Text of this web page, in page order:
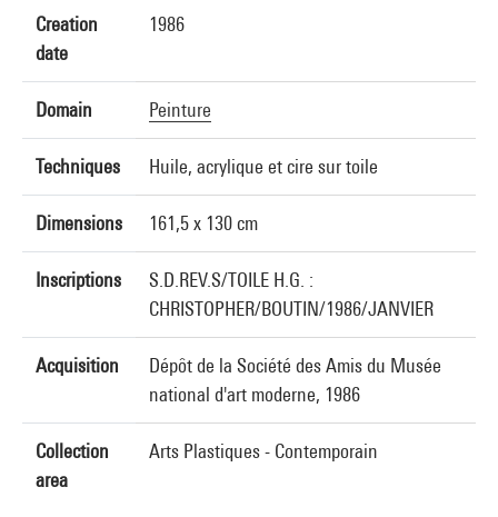
Creation
date
1986
Domain Peinture
Techniques Huile, acrylique et cire sur toile
Dimensions 161,5 x 130 cm
Inscriptions
S.D.REV.S/TOILE H.G. :
CHRISTOPHER/BOUTIN/1986/JANVIER
Acquisition
Dépôt de la Société des Amis du Musée
national d'art moderne, 1986
Collection
area
Arts Plastiques - Contemporain